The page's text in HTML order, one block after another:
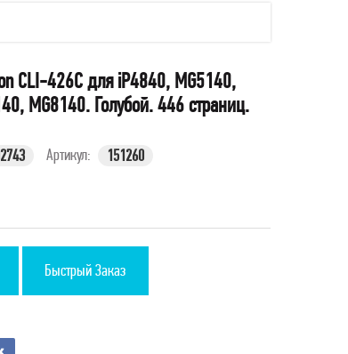
CLI-426C для iP4840, MG5140,
MG8140. Голубой. 446 страниц.
Артикул: 151260
Быстрый Заказ